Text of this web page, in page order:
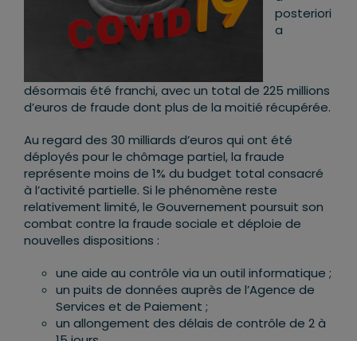
posteriori
a
désormais été franchi, avec un total de 225 millions
d’euros de fraude dont plus de la moitié récupérée.
Au regard des 30 milliards d’euros qui ont été
déployés pour le chômage partiel, la fraude
représente moins de 1% du budget total consacré
à l’activité partielle. Si le phénomène reste
relativement limité, le Gouvernement poursuit son
combat contre la fraude sociale et déploie de
nouvelles dispositions :
une aide au contrôle via un outil informatique ;
un puits de données auprès de l’Agence de
Services et de Paiement ;
un allongement des délais de contrôle de 2 à